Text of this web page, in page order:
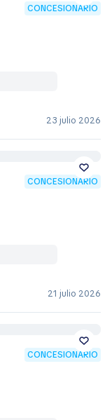
CONCESIONARIO
23 julio 2026
CONCESIONARIO
21 julio 2026
CONCESIONARIO